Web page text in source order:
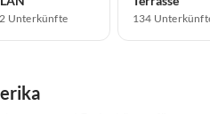
Unterkünfte 134